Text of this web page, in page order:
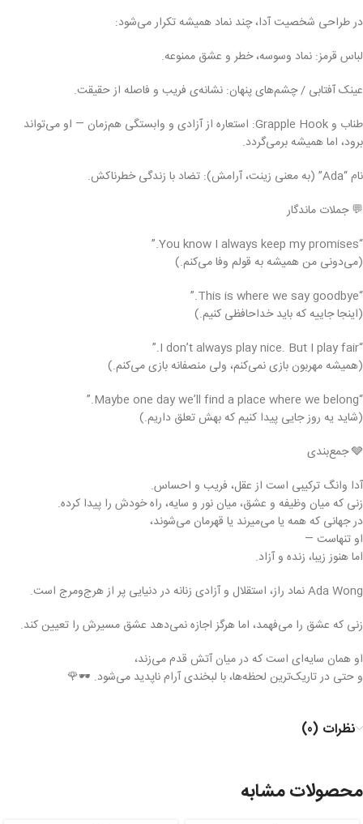
در طراحی شخصیت آدا، چند نماد همیشه تکرار می‌شود:
لباس قرمز: نماد وسوسه، خطر و عشق ممنوعه.
عینک آفتابی / چشم‌های پنهان: نشانه‌ی فریب و فاصله از حقیقت.
طناب و Grapple Hook: استعاره از آزادی و وابستگی هم‌زمان — او می‌تواند
برود، اما همیشه برمی‌گردد.
نام “Ada” (به معنی زینت، آرامش): تضاد با زندگی خطرناکش.
💬 جملات ماندگار
“You know I always keep my promises.”
(می‌دونی من همیشه به قولم وفا می‌کنم.)
“This is where we say goodbye.”
(اینجا جاییه که باید خداحافظی کنیم.)
“I don’t always play nice. But I play fair.”
(همیشه مهربون بازی نمی‌کنم، ولی منصفانه بازی می‌کنم.)
“Maybe one day we’ll find a place where we belong.”
(شاید یه روز جایی پیدا کنیم که بهش تعلق داریم.)
🩶 جمع‌بندی
آدا وانگ ترکیبی است از عقل، فریب و احساس.
زنی که میان وظیفه و عشق، میان نور و سایه، راه خودش را پیدا کرده.
در جهانی که همه یا می‌میرند یا قهرمان می‌شوند،
او تنهاست —
اما هنوز زیبا، زنده و آزاد.
Ada Wong نماد راز، استقلال و آزادی زنانه در دنیایی پر از هرج‌ومرج است.
زنی که عشق را می‌فهمد، اما هرگز اجازه نمی‌دهد عشق مسیرش را تعیین کند.
او همان سایه‌ای است که در میان آتش قدم می‌زند،
و حتی در تاریک‌ترین لحظه‌ها، با لبخندی آرام ناپدید می‌شود. 🕶️🌹
نظرات (0)
محصولات مشابه